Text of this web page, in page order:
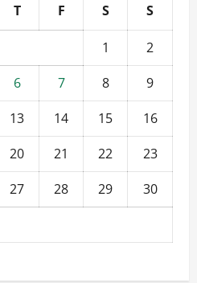
T F S S
1
2
6 7 8
9
13 14 15
16
20 21 22
23
27 28 29
30